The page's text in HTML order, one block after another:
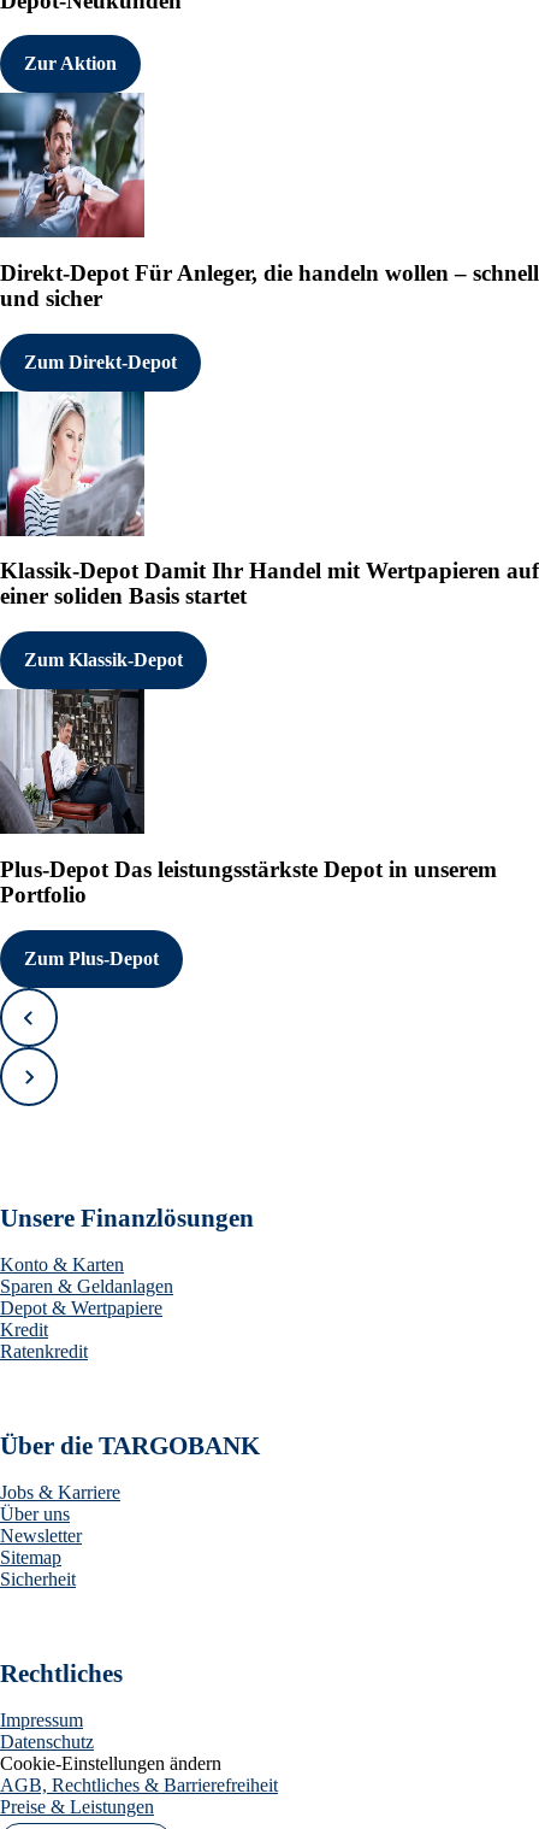
Zur Aktion
Direkt-Depot Für Anleger, die handeln wollen – schnell
und sicher
Zum Direkt-Depot
Klassik-DepotDamit Ihr Handel mit Wertpapieren auf
einer soliden Basis startet
Zum Klassik-Depot
Plus-Depot Das leistungsstärkste Depot in unserem
Portfolio
Zum Plus-Depot
Zurück
Vorwärts
Unsere Finanzlösungen
Konto & Karten
Sparen & Geldanlagen
Depot & Wertpapiere
Kredit
Ratenkredit
Über die TARGOBANK
Jobs & Karriere
Über uns
Newsletter
Sitemap
Sicherheit
Rechtliches
Impressum
Datenschutz
Cookie-Einstellungen ändern
AGB, Rechtliches & Barrierefreiheit
Preise & Leistungen